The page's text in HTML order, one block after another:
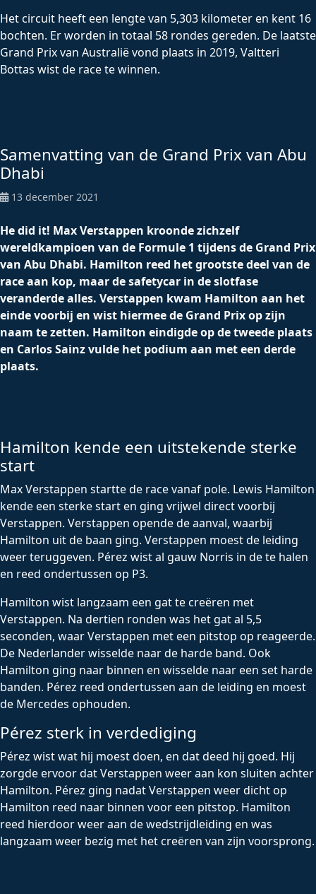
Het circuit heeft een lengte van 5,303 kilometer en kent 16
bochten. Er worden in totaal 58 rondes gereden. De laatste
Grand Prix van Australië vond plaats in 2019, Valtteri
Bottas wist de race te winnen.
Samenvatting van de Grand Prix van Abu
Dhabi
13 december 2021
He did it! Max Verstappen kroonde zichzelf
wereldkampioen van de Formule 1 tijdens de Grand Prix
van Abu Dhabi. Hamilton reed het grootste deel van de
race aan kop, maar de safetycar in de slotfase
veranderde alles. Verstappen kwam Hamilton aan het
einde voorbij en wist hiermee de Grand Prix op zijn
naam te zetten. Hamilton eindigde op de tweede plaats
en Carlos Sainz vulde het podium aan met een derde
plaats.
Hamilton kende een uitstekende sterke
start
Max Verstappen startte de race vanaf pole. Lewis Hamilton
kende een sterke start en ging vrijwel direct voorbij
Verstappen. Verstappen opende de aanval, waarbij
Hamilton uit de baan ging. Verstappen moest de leiding
weer teruggeven. Pérez wist al gauw Norris in de te halen
en reed ondertussen op P3.
Hamilton wist langzaam een gat te creëren met
Verstappen. Na dertien ronden was het gat al 5,5
seconden, waar Verstappen met een pitstop op reageerde.
De Nederlander wisselde naar de harde band. Ook
Hamilton ging naar binnen en wisselde naar een set harde
banden. Pérez reed ondertussen aan de leiding en moest
de Mercedes ophouden.
Pérez sterk in verdediging
Pérez wist wat hij moest doen, en dat deed hij goed. Hij
zorgde ervoor dat Verstappen weer aan kon sluiten achter
Hamilton. Pérez ging nadat Verstappen weer dicht op
Hamilton reed naar binnen voor een pitstop. Hamilton
reed hierdoor weer aan de wedstrijdleiding en was
langzaam weer bezig met het creëren van zijn voorsprong.